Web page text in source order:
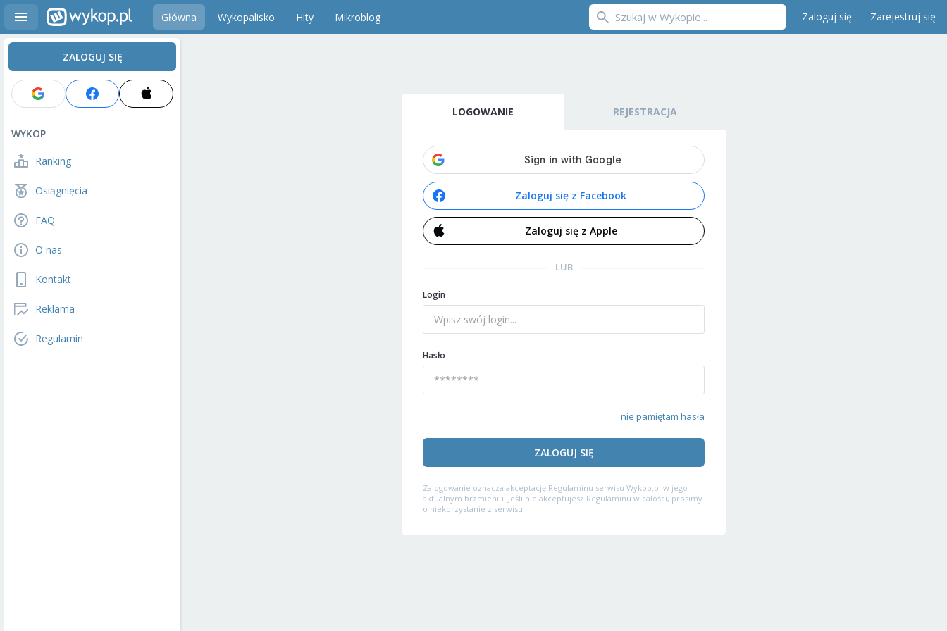
Główna Wykopalisko Hity Mikroblog Zaloguj się Zarejestruj się
ZALOGUJ SIĘ
WYKOP
Ranking
Osiągnięcia
FAQ
O nas
Kontakt
Reklama
Regulamin
LOGOWANIE REJESTRACJA
Zaloguj się z Facebook
Zaloguj się z Apple
LUB
Login
Hasło
nie pamiętam hasła
ZALOGUJ SIĘ
Zalogowanie oznacza akceptację Regulaminu serwisu Wykop.pl w jego
aktualnym brzmieniu. Jeśli nie akceptujesz Regulaminu w całości, prosimy
o niekorzystanie z serwisu.